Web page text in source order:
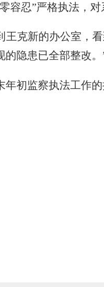
容忍”严格执法，
王克新的办公室，
的隐患已全部整改。
年初监察执法工作